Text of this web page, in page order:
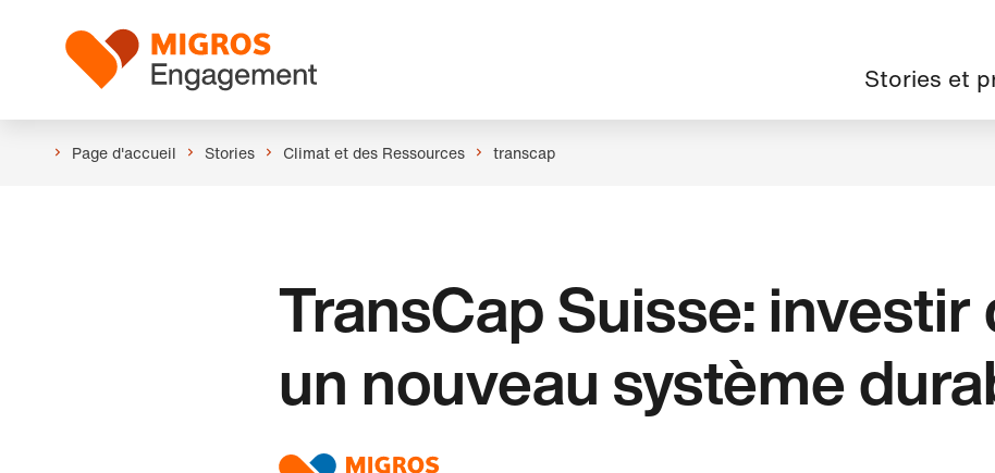
navigation
Logo
Navigation
principale
Stories et
Page d'accueil Stories Climat et des Ressources transcap
TransCap Suisse: investir
un nouveau système